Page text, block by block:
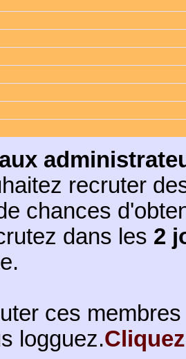
recruter
chances
dans les 2
ces
logguez.